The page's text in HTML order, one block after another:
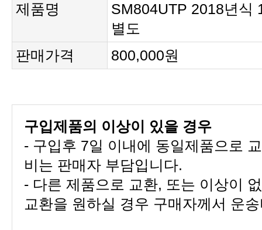
제품명
별도
판매가격
800,000원
구입제품의 이상이 있을 경우
비는 판매자 부담입니다.
교환을 원하실 경우 구매자께서 운